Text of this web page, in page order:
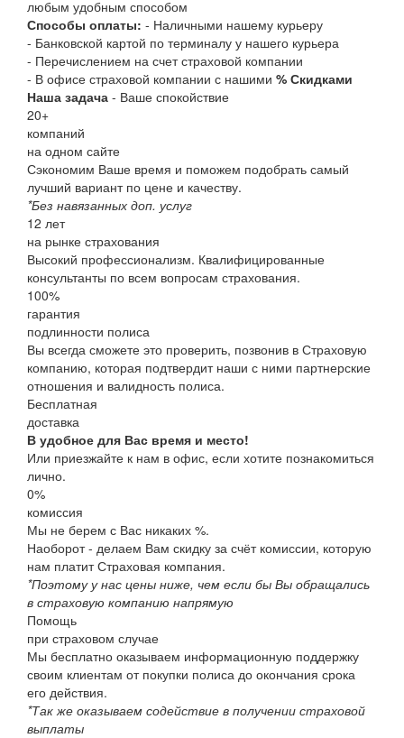
любым удобным способом
Способы оплаты: - Наличными нашему курьеру
- Банковской картой по терминалу у нашего курьера
- Перечислением на счет страховой компании
- В офисе страховой компании с нашими % Скидками
Наша задача - Ваше спокойствие
20+
компаний
на одном сайте
Сэкономим Ваше время и поможем подобрать самый
лучший вариант по цене и качеству.
*Без навязанных доп. услуг
12 лет
на рынке страхования
Высокий профессионализм. Квалифицированные
консультанты по всем вопросам страхования.
100%
гарантия
подлинности полиса
Вы всегда сможете это проверить, позвонив в Страховую
компанию, которая подтвердит наши с ними партнерские
отношения и валидность полиса.
Бесплатная
доставка
В удобное для Вас время и место!
Или приезжайте к нам в офис, если хотите познакомиться
лично.
0%
комиссия
Мы не берем с Вас никаких %.
Наоборот - делаем Вам скидку за счёт комиссии, которую
нам платит Страховая компания.
*Поэтому у нас цены ниже, чем если бы Вы обращались
в страховую компанию напрямую
Помощь
при страховом случае
Мы бесплатно оказываем информационную поддержку
своим клиентам от покупки полиса до окончания срока
его действия.
*Так же оказываем содействие в получении страховой
выплаты